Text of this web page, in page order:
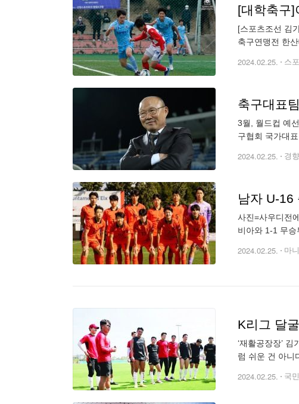
[대학축구]
[스포츠조선 김
축구연맹전 한
2024.02.25. 스
축구대표
3월, 월드컵 예
구협회 국가대
2024.02.25. 경
남자 U-16
사진=사우디전
비아와 1-1 무
2024.02.25. 마
K리그 달
‘재활공장장’
럼 쉬운 건 아니
2024.02.25. 국